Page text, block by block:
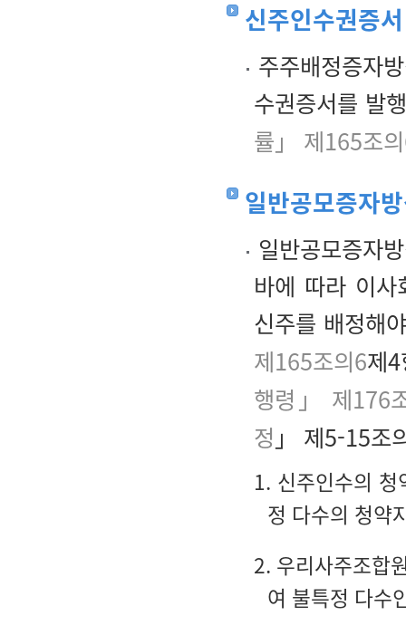
신주인수권증
주주배정증자
수권증서를 발
률」 제165조
일반공모증자
일반공모증자
바에 따라 이
신주를 배정해
제165조의6제
행령」 제176
정 」 제5-15조
1. 신주인수의
정 다수의 청약
2. 우리사주조합
여 불특정 다수